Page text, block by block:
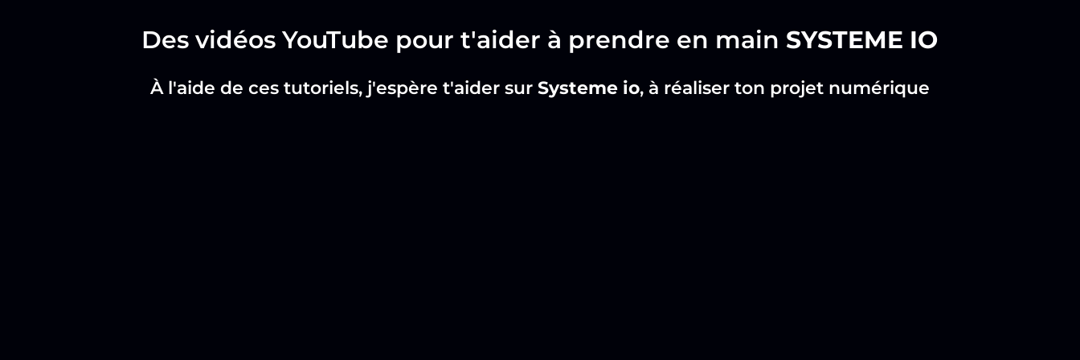
Des vidéos YouTube pour t'aider à prendre en main SYSTEME IO
À l'aide de ces tutoriels, j'espère t'aider sur Systeme io, à réaliser ton projet numérique